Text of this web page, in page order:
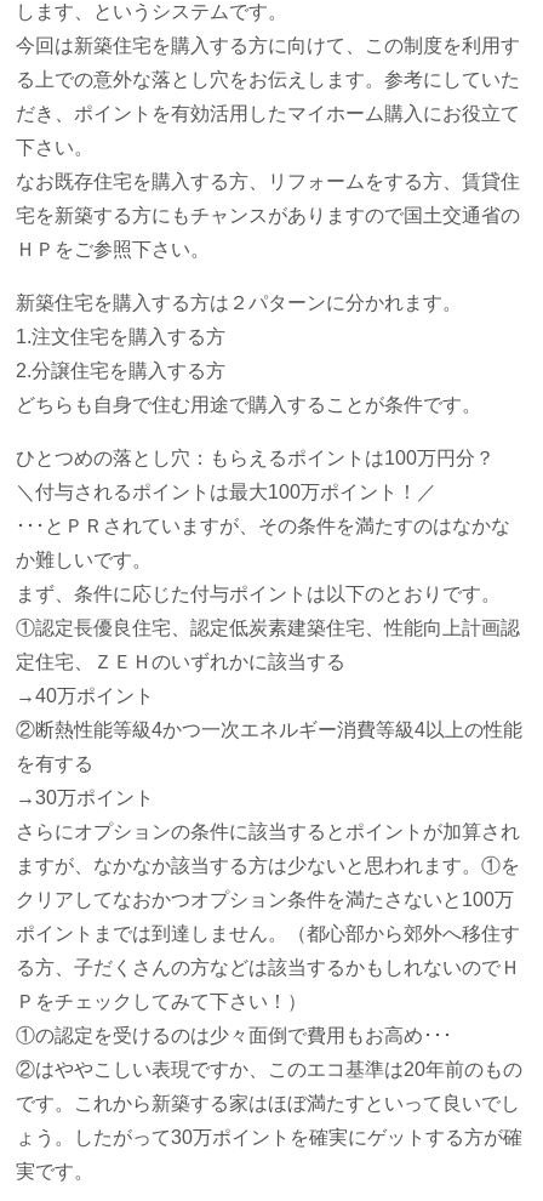
します、というシステムです。
今回は新築住宅を購入する方に向けて、この制度を利用す
る上での意外な落とし穴をお伝えします。参考にしていた
だき、ポイントを有効活用したマイホーム購入にお役立て
下さい。
なお既存住宅を購入する方、リフォームをする方、賃貸住
宅を新築する方にもチャンスがありますので国土交通省の
ＨＰをご参照下さい。
新築住宅を購入する方は２パターンに分かれます。
1.注文住宅を購入する方
2.分譲住宅を購入する方
どちらも自身で住む用途で購入することが条件です。
ひとつめの落とし穴：もらえるポイントは100万円分？
＼付与されるポイントは最大100万ポイント！／
･･･とＰＲされていますが、その条件を満たすのはなかな
か難しいです。
まず、条件に応じた付与ポイントは以下のとおりです。
①認定長優良住宅、認定低炭素建築住宅、性能向上計画認
定住宅、ＺＥＨのいずれかに該当する
→40万ポイント
②断熱性能等級4かつ一次エネルギー消費等級4以上の性能
を有する
→30万ポイント
さらにオプションの条件に該当するとポイントが加算され
ますが、なかなか該当する方は少ないと思われます。①を
クリアしてなおかつオプション条件を満たさないと100万
ポイントまでは到達しません。（都心部から郊外へ移住す
る方、子だくさんの方などは該当するかもしれないのでＨ
Ｐをチェックしてみて下さい！）
①の認定を受けるのは少々面倒で費用もお高め･･･
②はややこしい表現ですか、このエコ基準は20年前のもの
です。これから新築する家はほぼ満たすといって良いでし
ょう。したがって30万ポイントを確実にゲットする方が確
実です。